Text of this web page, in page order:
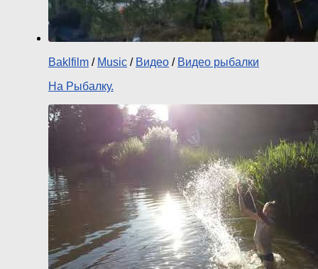
Baklfilm / Music / Видео / Видео рыбалки
На Рыбалку.